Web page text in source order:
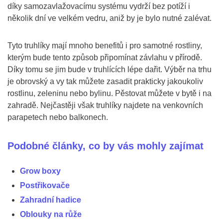
díky samozavlažovacímu systému vydrží bez potíží i
několik dní ve velkém vedru, aniž by je bylo nutné zalévat.
Tyto truhlíky mají mnoho benefitů i pro samotné rostliny,
kterým bude tento způsob připomínat závlahu v přírodě.
Díky tomu se jim bude v truhlících lépe dařit. Výběr na trhu
je obrovský a vy tak můžete zasadit prakticky jakoukoliv
rostlinu, zeleninu nebo bylinu. Pěstovat můžete v bytě i na
zahradě. Nejčastěji však truhlíky najdete na venkovních
parapetech nebo balkonech.
Podobné články, co by vás mohly zajímat
Grow boxy
Postřikovače
Zahradní hadice
Oblouky na růže